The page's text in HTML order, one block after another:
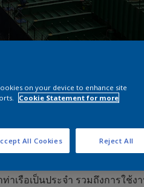
องท่านได้
ามชื้น และน้ำทะเล
เรือเป็นประจำ รวมถึงการใช้
on your device to enhance site
Cookie Statement for more
Reject All
All Cookies